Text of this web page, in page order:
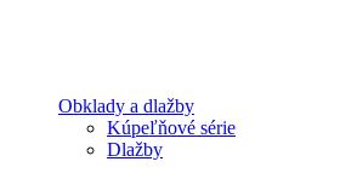
Obklady a dlažby
Kúpeľňové série
Dlažby